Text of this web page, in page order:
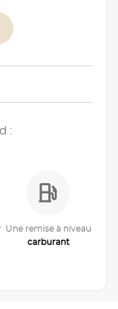
:
Une remise à niveau
carburant